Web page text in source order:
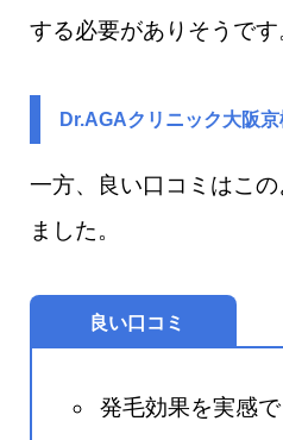
する必要がありそうです
Dr.AGAクリニック大阪
一方、良い口コミはこ
ました。
良い口コミ
発毛効果を実感